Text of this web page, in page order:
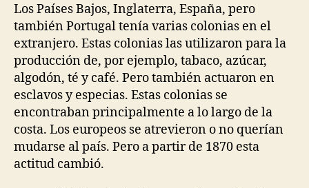
Los Países Bajos, Inglaterra, España, pero
también Portugal tenía varias colonias en el
extranjero. Estas colonias las utilizaron para la
producción de, por ejemplo, tabaco, azúcar,
algodón, té y café. Pero también actuaron en
esclavos y especias. Estas colonias se
encontraban principalmente a lo largo de la
costa. Los europeos se atrevieron o no querían
mudarse al país. Pero a partir de 1870 esta
actitud cambió.